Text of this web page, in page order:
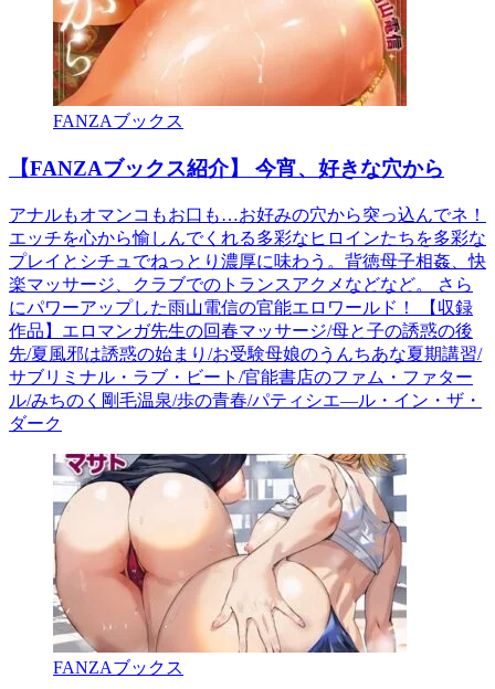
FANZAブックス
【FANZAブックス紹介】 今宵、好きな穴から
アナルもオマンコもお口も…お好みの穴から突っ込んでネ！
エッチを心から愉しんでくれる多彩なヒロインたちを多彩な
プレイとシチュでねっとり濃厚に味わう。背徳母子相姦、快
楽マッサージ、クラブでのトランスアクメなどなど。 さら
にパワーアップした雨山電信の官能エロワールド！ 【収録
作品】エロマンガ先生の回春マッサージ/母と子の誘惑の後
先/夏風邪は誘惑の始まり/お受験母娘のうんちあな夏期講習/
サブリミナル・ラブ・ビート/官能書店のファム・ファター
ル/みちのく剛毛温泉/歩の青春/パティシエ―ル・イン・ザ・
ダーク
FANZAブックス